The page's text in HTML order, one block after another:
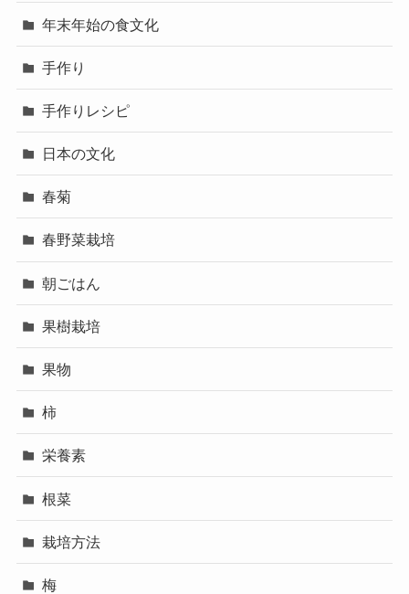
年末年始の食文化
手作り
手作りレシピ
日本の文化
春菊
春野菜栽培
朝ごはん
果樹栽培
果物
柿
栄養素
根菜
栽培方法
梅